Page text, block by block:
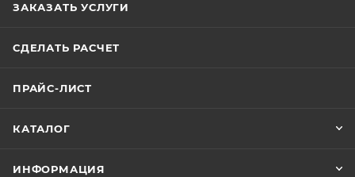
ЗАКАЗАТЬ УСЛУГИ
СДЕЛАТЬ РАСЧЕТ
ПРАЙС-ЛИСТ
КАТАЛОГ
ИНФОРМАЦИЯ